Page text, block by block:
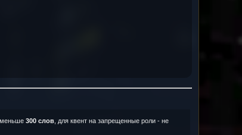
меньше300 слов , для квент на запрещенные роли - не